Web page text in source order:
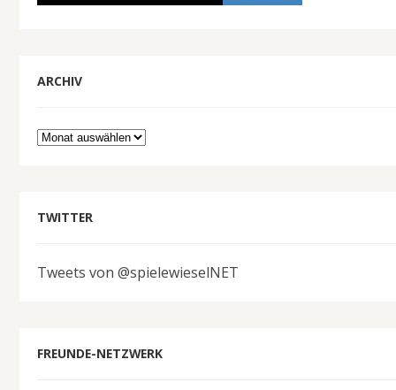
ARCHIV
Archiv
TWITTER
Tweets von @spielewieselNET
FREUNDE-NETZWERK